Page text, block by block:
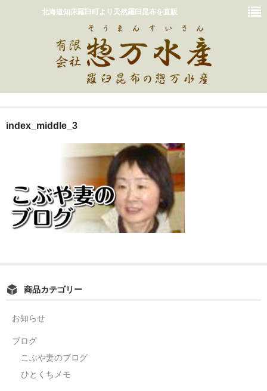
北海道知床羅臼町より天然羅臼昆布を直販
カート
惣万水産って？
index_middle_3
商品カテゴリー
お知らせ
ブログ
こぶや妻のブログ
ひとくちメモ